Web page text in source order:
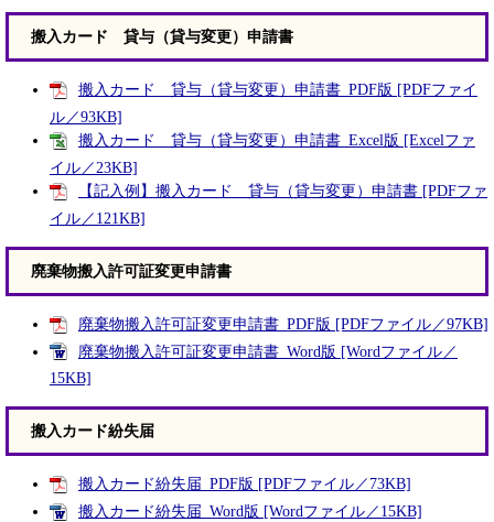
搬入カード 貸与（貸与変更）申請書
搬入カード 貸与（貸与変更）申請書_PDF版 [PDFファイ
ル／93KB]
搬入カード 貸与（貸与変更）申請書_Excel版 [Excelファ
イル／23KB]
【記入例】搬入カード 貸与（貸与変更）申請書 [PDFファ
イル／121KB]
廃棄物搬入許可証変更申請書
廃棄物搬入許可証変更申請書_PDF版 [PDFファイル／97KB]
廃棄物搬入許可証変更申請書_Word版 [Wordファイル／
15KB]
搬入カード紛失届
搬入カード紛失届_PDF版 [PDFファイル／73KB]
搬入カード紛失届_Word版 [Wordファイル／15KB]